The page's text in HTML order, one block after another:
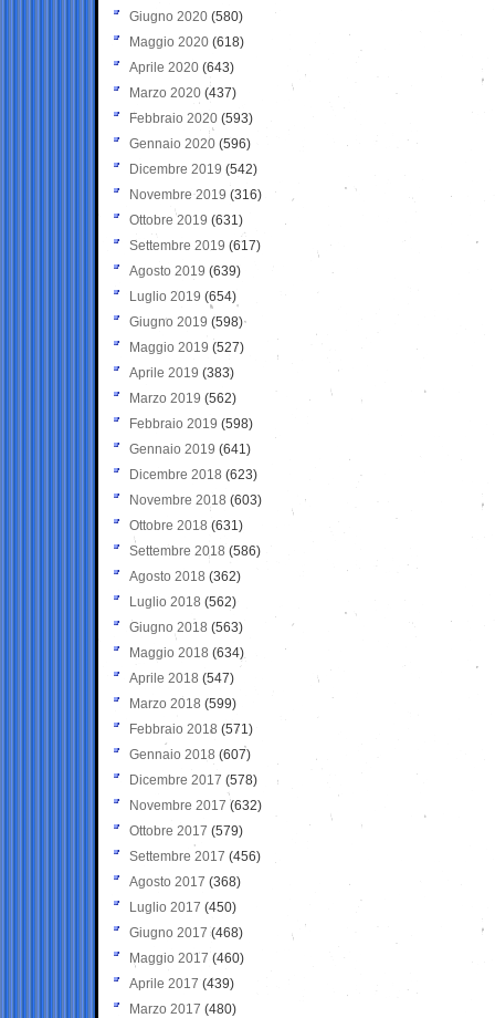
Giugno 2020 (580)
Maggio 2020 (618)
Aprile 2020 (643)
Marzo 2020 (437)
Febbraio 2020 (593)
Gennaio 2020 (596)
Dicembre 2019 (542)
Novembre 2019 (316)
Ottobre 2019 (631)
Settembre 2019 (617)
Agosto 2019 (639)
Luglio 2019 (654)
Giugno 2019 (598)
Maggio 2019 (527)
Aprile 2019 (383)
Marzo 2019 (562)
Febbraio 2019 (598)
Gennaio 2019 (641)
Dicembre 2018 (623)
Novembre 2018 (603)
Ottobre 2018 (631)
Settembre 2018 (586)
Agosto 2018 (362)
Luglio 2018 (562)
Giugno 2018 (563)
Maggio 2018 (634)
Aprile 2018 (547)
Marzo 2018 (599)
Febbraio 2018 (571)
Gennaio 2018 (607)
Dicembre 2017 (578)
Novembre 2017 (632)
Ottobre 2017 (579)
Settembre 2017 (456)
Agosto 2017 (368)
Luglio 2017 (450)
Giugno 2017 (468)
Maggio 2017 (460)
Aprile 2017 (439)
Marzo 2017 (480)